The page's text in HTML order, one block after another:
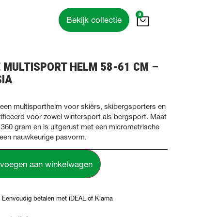
Bekijk collectie
0
MULTISPORT HELM 58-61 CM –
multisporthelm voor skiërs, skibergsporters en
voor zowel wintersport als bergsport. Maat
gram en is uitgerust met een micrometrische
nauwkeurige pasvorm.
aan winkelwagen
Eenvoudig betalen met iDEAL of Klarna